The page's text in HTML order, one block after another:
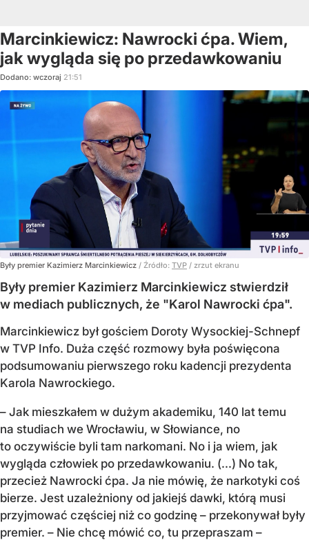
Marcinkiewicz: Nawrocki ćpa. Wiem,
jak wygląda się po przedawkowaniu
Dodano: wczoraj 21:51
Były premier Kazimierz Marcinkiewicz / Źródło: TVP / zrzut ekranu
Były premier Kazimierz Marcinkiewicz stwierdził
w mediach publicznych, że "Karol Nawrocki ćpa".
Marcinkiewicz był gościem Doroty Wysockiej-Schnepf
w TVP Info. Duża część rozmowy była poświęcona
podsumowaniu pierwszego roku kadencji prezydenta
Karola Nawrockiego.
– Jak mieszkałem w dużym akademiku, 140 lat temu
na studiach we Wrocławiu, w Słowiance, no
to oczywiście byli tam narkomani. No i ja wiem, jak
wygląda człowiek po przedawkowaniu. (...) No tak,
przecież Nawrocki ćpa. Ja nie mówię, że narkotyki coś
bierze. Jest uzależniony od jakiejś dawki, którą musi
przyjmować częściej niż co godzinę – przekonywał były
premier. – Nie chcę mówić co, tu przepraszam –